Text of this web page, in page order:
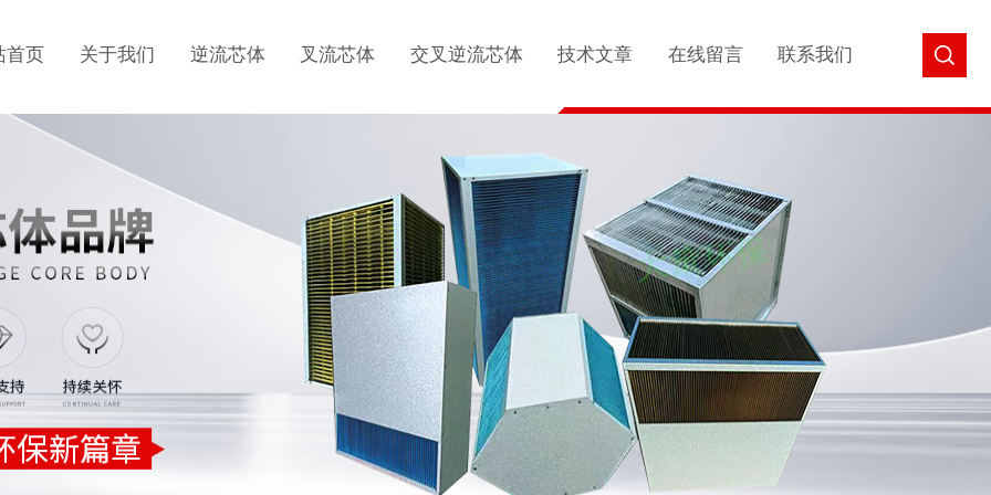
首页 关于我们 逆流芯体 叉流芯体 交叉逆流芯体 技术文章 在线留言 联系我们